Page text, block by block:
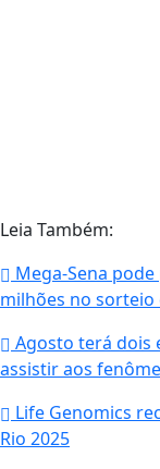
Leia Também:
Mega-Sena
milhões no
Agosto terá dois
assistir aos
Life Genomics
Rio 2025